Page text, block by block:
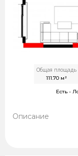
Общая площадь
111.70м²
Есть -
Описание